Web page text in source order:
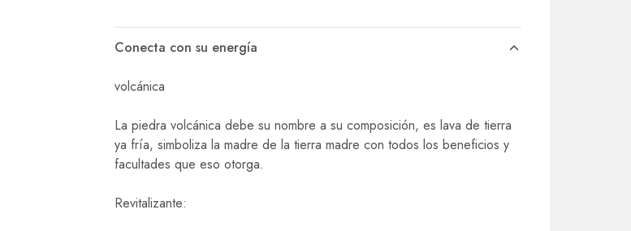
Conecta con su energía
volcánica
La piedra volcánica debe su nombre a su composición, es lava de tierra
ya fría, simboliza la madre de la tierra madre con todos los beneficios y
facultades que eso otorga.
Revitalizante: